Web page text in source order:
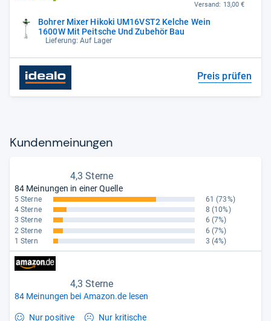
Bohrer Mixer Hikoki UM16VST2 Kelche Wein
1600W Mit Peitsche Und Zubehör Bau
Lieferung: Auf Lager
Versand: 13,00 €
Preis prüfen
Kun­den­mei­nun­gen
4,3 Sterne
84 Meinungen in einer Quelle
5 Sterne 61 (73%)
4 Sterne
8 (10%)
3 Sterne
6 (7%)
2 Sterne
6 (7%)
1 Stern
3 (4%)
4,3 Sterne
84 Meinungen bei Amazon.de lesen
Nur positive Nur kritische